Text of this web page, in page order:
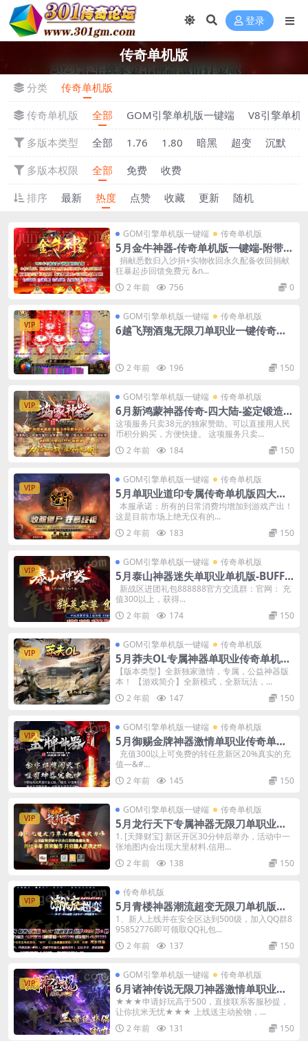
登录
传奇单机版
分类
传奇单机版
传奇单机版
全部 GOM引擎单机版一键端
V8引擎单机
多版本类型
全部 1.76 1.80 暗黑 超变 沉默
多版本权限
全部 免费
收费
排序
最新 热度 点赞 收藏 更新 随机
GOM引擎单机版一键端 传奇单机版
5月金牛神器-传奇单机版一键端-附带强
大GM后台-炫酷光柱-微端传奇！
捐献悉数归入沙捐+实物收回永久配备收回捐献
狂暴起步回馈免费元 &n...
2 年前
756 0
VIP
GOM引擎单机版一键端 传奇单机版
6越飞翔酒鬼无限刀单职业一键传奇版
2 年前 196 150
VIP
GOM引擎单机版一键端 传奇单机版
6月新鸿蒙神器传奇-四大陆-鉴定锻造强
化加星-骰王-魂骨-可视化GM后台
这项服务只卖38元的独家赞助。可以直接用人民
币积分购买，方便快捷。 这项服务只卖...
2 年前
184 150
VIP
GOM引擎单机版一键端 传奇单机版
5月单职业道印专属传奇单机版四大陆-
神魔变身修仙僵尸-附带GM后台
本服承诺：所有的日常消费均增加到游戏产出！
这是目前市场上绝无仅有的...
2 年前
183 150
VIP
GOM引擎单机版一键端 传奇单机版
5月泰山神器迷失单职业单机版-BUFF
洗练-附带GM后台
新战区进团礼包888888官方交流群：官网： 充
值300以上，获得...
2 年前
174 150
VIP
GOM引擎单机版一键端 传奇单机版
5月莽夫OL专属神器单职业传奇单机版-
附带GM后台
【版本类型】全新独家激情，专属，公益神器版
本！ 【游戏简介】全新模式，全新玩法，...
2 年前
147 150
VIP
GOM引擎单机版一键端 传奇单机版
5月御赐金牌神器激情单职业传奇单机
版本-附带GM后台
充值300以上可免费的转任意新区20%真实的充
值—&#...
2 年前
145 150
VIP
GOM引擎单机版一键端 传奇单机版
5月龙行天下专属神器无限刀单职业单
机版-附带GM后台
1. [天降财宝] 新区开区30分钟后举办，活动中一
张地图内会出现大里材料.信用...
2 年前
138 150
VIP
传奇单机版
5月青楼神器潮流超变无限刀单机版单
职业-附带GM后台
1、新人上线并在安全区达到500级，加入QQ群8
95852776即可领取QQ礼包...
2 年前
137 150
VIP
GOM引擎单机版一键端 传奇单机版
6月诸神传说无限刀神器激情单职业传
奇单机-附带GM后台
★★★申请好玩高于500，直接联系客服秒提，
让你抗米无忧★★★ 上线送主动捡物，...
2 年前
131 150